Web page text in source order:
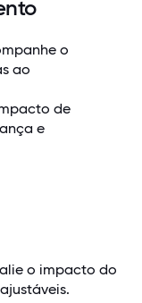
o
ao
de
e
o impacto do